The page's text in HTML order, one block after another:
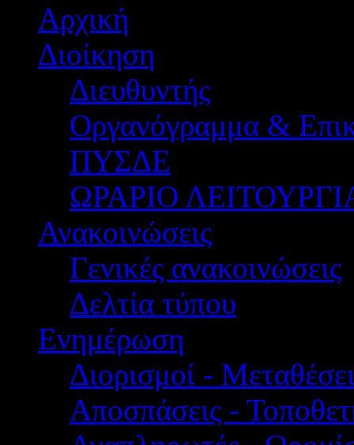
Αρχική
Διοίκηση
Διευθυντής
Οργανόγραμμα &
ΠΥΣΔΕ
ΩΡΑΡΙΟ
Ανακοινώσεις
Γενικές ανακοινώσεις
Δελτία τύπου
Ενημέρωση
Διορισμοί -
Αποσπάσεις -